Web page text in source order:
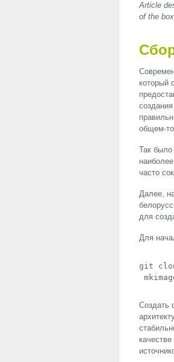
Article
of the
который
общем-то
Так было
часто
Далее,
для
Для
git
Создать